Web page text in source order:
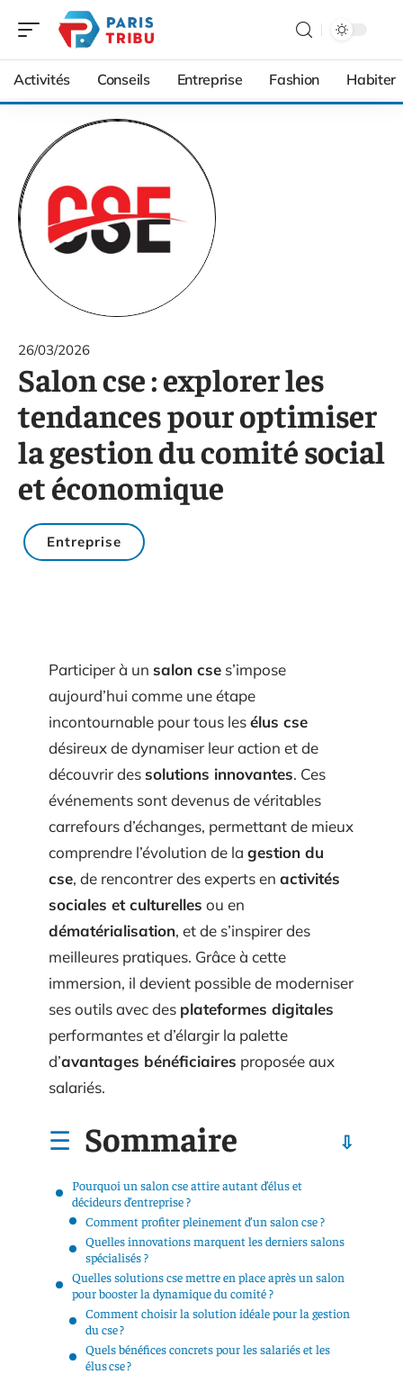
Activités Conseils Entreprise Fashion Habiter
26/03/2026
Salon cse : explorer les
tendances pour optimiser
la gestion du comité social
et économique
Entreprise
Participer à un salon cse s’impose
aujourd’hui comme une étape
incontournable pour tous lesélus cse
désireux de dynamiser leur action et de
découvrir dessolutions innovantes. Ces
événements sont devenus de véritables
carrefours d’échanges, permettant de mieux
comprendre l’évolution de la gestion du
cse, de rencontrer des experts en activités
sociales et culturelles ou en
dématérialisation, et de s’inspirer des
meilleures pratiques. Grâce à cette
immersion, il devient possible de moderniser
ses outils avec des plateformes digitales
performantes et d’élargir la palette
d’avantages bénéficiaires proposée aux
salariés.
Sommaire
Pourquoi un salon cse attire autant d’élus et
décideurs d’entreprise ?
Comment profiter pleinement d’un salon cse ?
Quelles innovations marquent les derniers salons
spécialisés ?
Quelles solutions cse mettre en place après un salon
pour booster la dynamique du comité ?
Comment choisir la solution idéale pour la gestion
du cse ?
Quels bénéfices concrets pour les salariés et les
élus cse ?